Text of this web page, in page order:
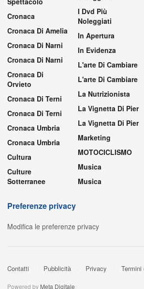
Cronaca
Cronaca Di Amelia
Cronaca Di Narni
Cronaca Di Narni
Cronaca Di
Orvieto
Cronaca Di Terni
Cronaca Di Terni
Cronaca Umbria
Cronaca Umbria
Cultura
Culture
Sotterranee
I Dvd Più
Noleggiati
In Apertura
In Evidenza
L'arte Di Cambiare
L'arte Di Cambiare
La Nutrizionista
La Vignetta Di Pier
La Vignetta Di Pier
Marketing
MOTOCICLISMO
Musica
Musica
Preferenze privacy
Modifica le preferenze privacy
Contatti Pubblicità Privacy
Powered by Meta Digitale